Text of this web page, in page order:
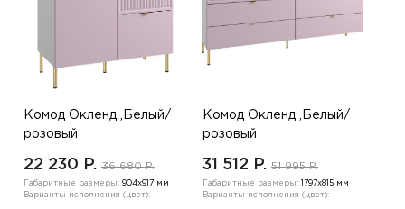
Комод Окленд ,Белый/
розовый
22 230 P. 36 680 P.
Габаритные размеры: 904х917 мм
Варианты исполнения (цвет):
Комод Окленд ,Белый/
розовый
31 512 P. 51 995 P.
Габаритные размеры:
1797х815 мм
Варианты исполнения (цвет):